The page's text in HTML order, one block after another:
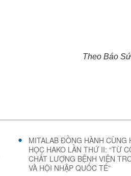
Theo Báo
MITALAB ĐỒNG HÀNH CÙNG
HỌC HAKO LẦN THỨ II: “TỪ
CHẤT LƯỢNG BỆNH VIỆN
VÀ HỘI NHẬP QUỐC TẾ”